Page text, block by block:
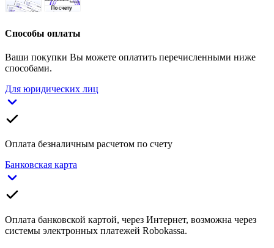
Способы оплаты
Ваши покупки Вы можете оплатить перечисленными ниже
способами.
Для юридических лиц
Оплата безналичным расчетом по счету
Банковская карта
Оплата банковской картой, через Интернет, возможна через
системы электронных платежей Robokassa.